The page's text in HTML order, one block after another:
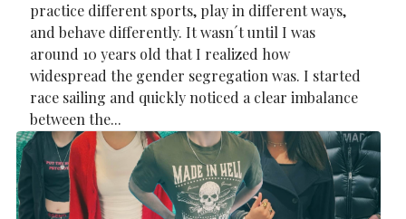
practice different sports, play in different ways,
and behave differently. It wasn´t until I was
around 10 years old that I realized how
widespread the gender segregation was. I started
race sailing and quickly noticed a clear imbalance
between the...